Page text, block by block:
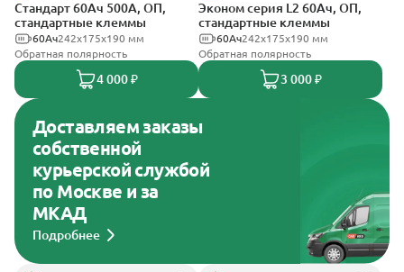
Стандарт 60Ач 500А, ОП,
стандартные клеммы
242x175x190 мм
60Ач
Обратная полярность
4 000 ₽
Эконом серия L2 60Ач, ОП,
стандартные клеммы
242х175х190 мм
60Ач
Обратная полярность
3 000 ₽
Доставляем заказы
собственной
курьерской службой
по Москве и за
МКАД
Подробнее